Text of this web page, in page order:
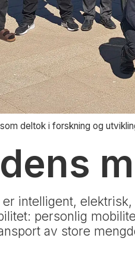
deltok i forskning og
intelligent,
personlig
av store